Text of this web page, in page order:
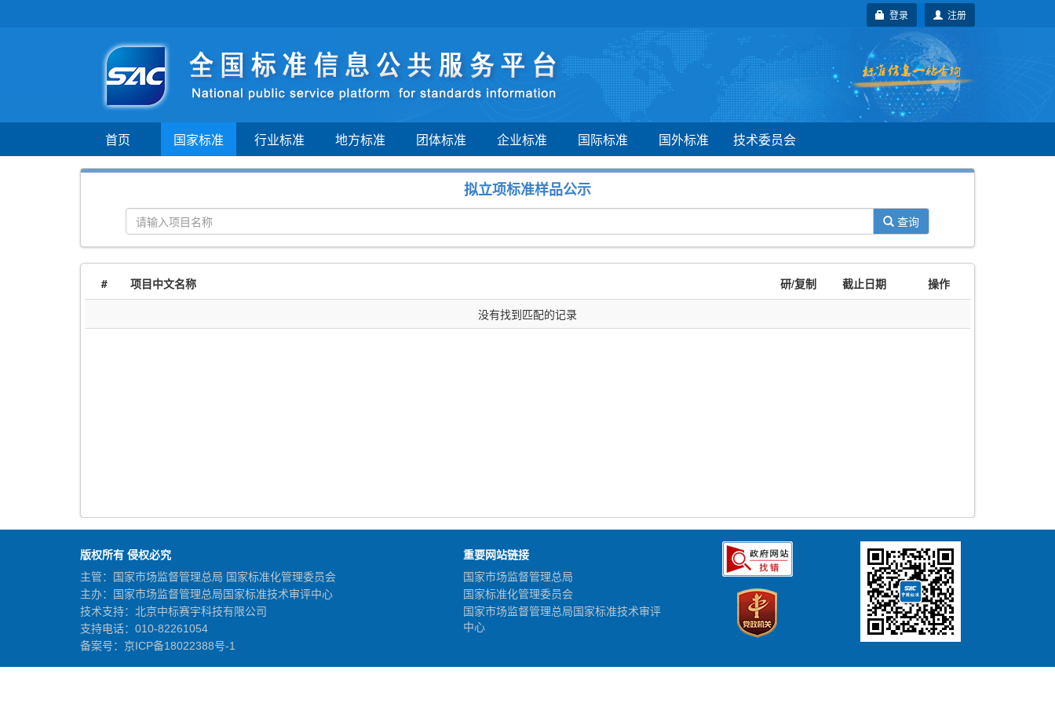
注册
登录
首页 国家标准 行业标准 地方标准 团体标准 企业标准 国际标准 国外标准 技术委员会
拟立项标准样品公示
查询
# 项目中文名称 研/复制 截止日期
操作
没有找到匹配的记录
版权所有 侵权必究
主管：国家市场监督管理总局 国家标准化管理委员会
主办：国家市场监督管理总局国家标准技术审评中心
技术支持：北京中标赛宇科技有限公司
支持电话：010-82261054
备案号： 京ICP备18022388号-1
重要网站链接
国家市场监督管理总局
国家标准化管理委员会
国家市场监督管理总局国家标准技术审评
中心